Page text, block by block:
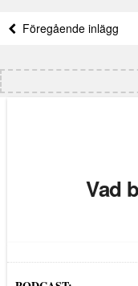
Föregående inlägg
Vad